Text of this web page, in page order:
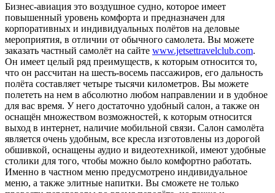
Бизнес-авиация это воздушное судно, которое имеет
повышенный уровень комфорта и предназначен для
корпоративных и индивидуальных полётов на деловые
мероприятия, в отличии от обычного самолета. Вы можете
заказать частный самолёт на сайте www.jetsettravelclub.com.
Он имеет целый ряд преимуществ, к которым относится то,
что он рассчитан на шесть-восемь пассажиров, его дальность
полёта составляет четыре тысячи километров. Вы можете
полететь на нем в абсолютно любом направлении и в удобное
для вас время. У него достаточно удобный салон, а также он
оснащён множеством возможностей, к которым относится
выход в интернет, наличие мобильной связи. Салон самолёта
является очень удобным, все кресла изготовлены из дорогой
обшивкой, оснащены аудио и видеотехникой, имеют удобные
столики для того, чтобы можно было комфортно работать.
Именно в частном меню предусмотрено индивидуальное
меню, а также элитные напитки. Вы сможете не только